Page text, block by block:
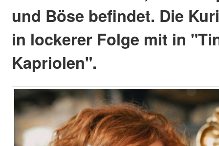
und Böse befindet. Die
in lockerer Folge mit in
Kapriolen".